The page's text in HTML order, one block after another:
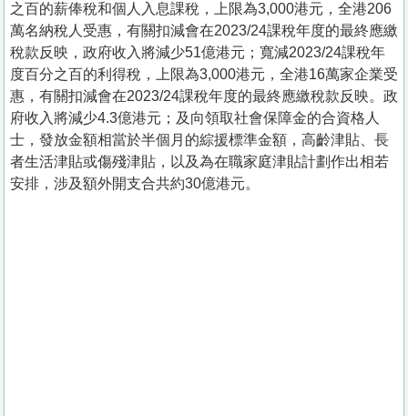
之百的薪俸稅和個人入息課稅，上限為3,000港元，全港206
萬名納稅人受惠，有關扣減會在2023/24課稅年度的最終應繳
稅款反映，政府收入將減少51億港元；寬減2023/24課稅年
度百分之百的利得稅，上限為3,000港元，全港16萬家企業受
惠，有關扣減會在2023/24課稅年度的最終應繳稅款反映。政
府收入將減少4.3億港元；及向領取社會保障金的合資格人
士，發放金額相當於半個月的綜援標準金額，高齡津貼、長
者生活津貼或傷殘津貼，以及為在職家庭津貼計劃作出相若
安排，涉及額外開支合共約30億港元。